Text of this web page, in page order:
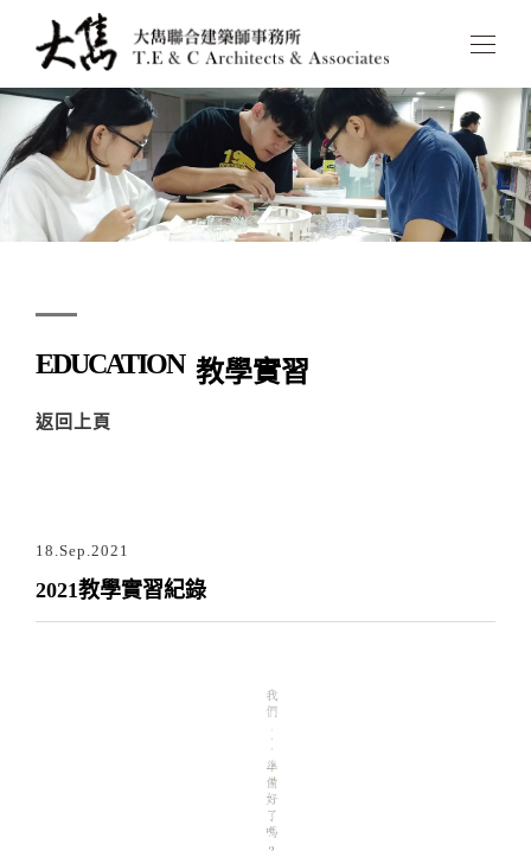
EDUCATION 教學實習
返回上頁
18.Sep.2021
2021教學實習紀錄